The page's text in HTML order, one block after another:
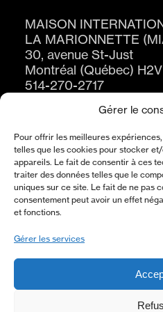
Gérer le
Pour offrir les meilleures
telles que les cookies pour stocker
appareils. Le fait de consentir à ces
traiter des données telles que le
uniques sur ce site. Le fait de ne pas
consentement peut avoir un effet
et fonctions.
Gérer les services
MAISON
LA MARIONNETTE
30, avenue St-Just
Montréal (Québec)
514-270-2717
ABONNEZ-VOUS À
S'ABONNER